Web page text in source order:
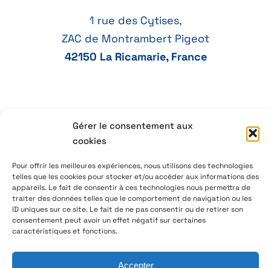
Gérer le consentement aux
cookies
Pour offrir les meilleures expériences, nous utilisons des technologies
telles que les cookies pour stocker et/ou accéder aux informations des
appareils. Le fait de consentir à ces technologies nous permettra de
traiter des données telles que le comportement de navigation ou les
ID uniques sur ce site. Le fait de ne pas consentir ou de retirer son
consentement peut avoir un effet négatif sur certaines
caractéristiques et fonctions.
Accepter
1 rue des Cytises,
ZAC de Montrambert Pigeot
42150 La Ricamarie, France
04 77 41 21 47
aeservice@aeservice.fr
© 2026 – AE Service Group – Fabricant & distributeur de
composants électroniques